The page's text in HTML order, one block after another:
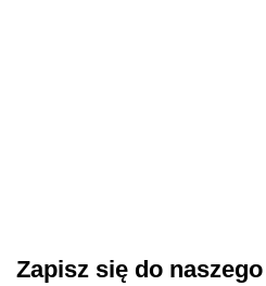
Zapisz się do